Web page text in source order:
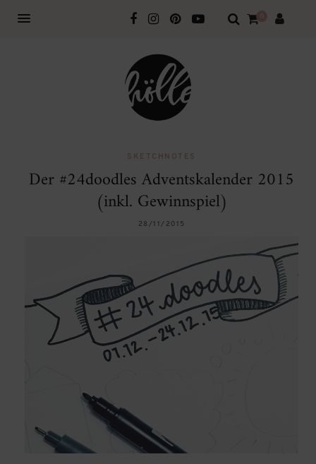
0
SKETCHNOTES
Der #24doodles Adventskalender 2015
(inkl. Gewinnspiel)
28/11/2015